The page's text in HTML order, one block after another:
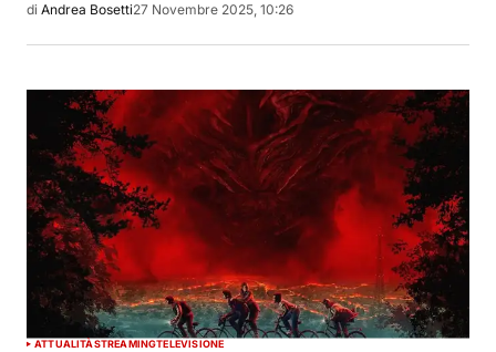
di Andrea Bosetti27 Novembre 2025, 10:26
ATTUALITÀSTREAMINGTELEVISIONE